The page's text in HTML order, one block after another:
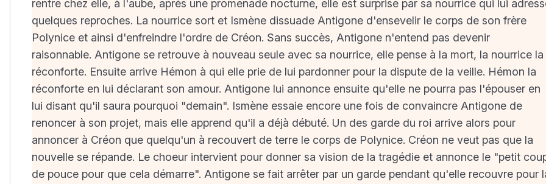
rentre chez elle, à l'aube, après une promenade nocturne, elle est surprise par sa nourrice qui lui
quelques reproches. La nourrice sort et Ismène dissuade Antigone d'ensevelir le corps de son frère
Polynice et ainsi d'enfreindre l'ordre de Créon. Sans succès, Antigone n'entend pas devenir
raisonnable. Antigone se retrouve à nouveau seule avec sa nourrice, elle pense à la mort, la nourrice la
réconforte. Ensuite arrive Hémon à qui elle prie de lui pardonner pour la dispute de la veille. Hémon la
réconforte en lui déclarant son amour. Antigone lui annonce ensuite qu'elle ne pourra pas l'épouser en
lui disant qu'il saura pourquoi "demain". Ismène essaie encore une fois de convaincre Antigone de
renoncer à son projet, mais elle apprend qu'il a déjà débuté. Un des garde du roi arrive alors pour
annoncer à Créon que quelqu'un à recouvert de terre le corps de Polynice. Créon ne veut pas que la
nouvelle se répande. Le choeur intervient pour donner sa vision de la tragédie et annonce le "petit
de pouce pour que cela démarre". Antigone se fait arrêter par un garde pendant qu'elle recouvre pour